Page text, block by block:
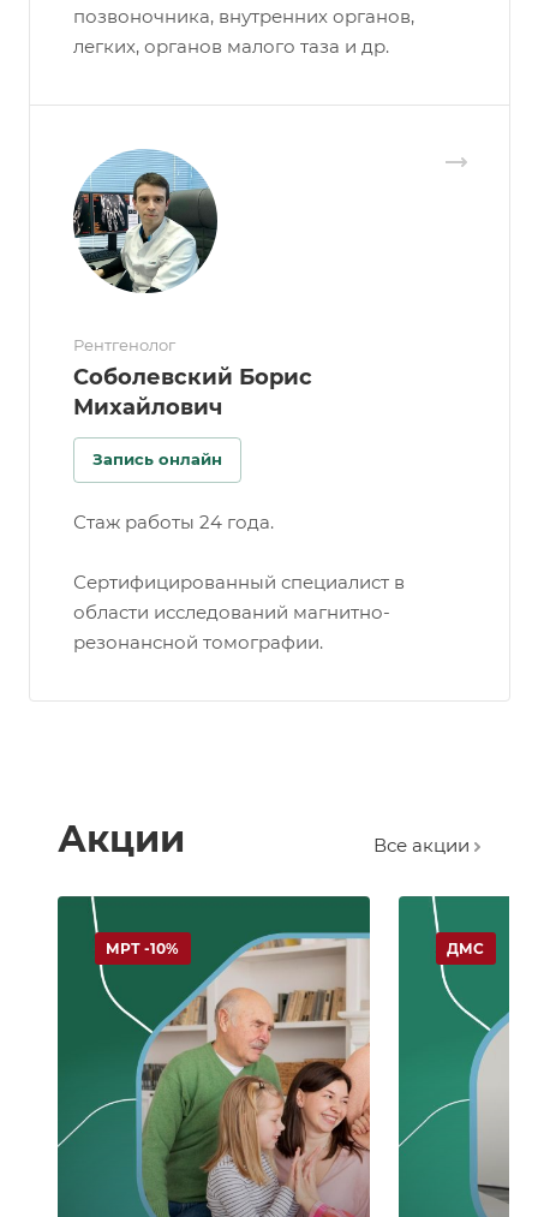
позвоночника, внутренних органов,
легких, органов малого таза и др.
Рентгенолог
Соболевский Борис
Михайлович
Запись онлайн
Стаж работы 24 года.
Сертифицированный специалист в
области исследований магнитно-
резонансной томографии.
Акции Все акции
МРТ -10% ДМС